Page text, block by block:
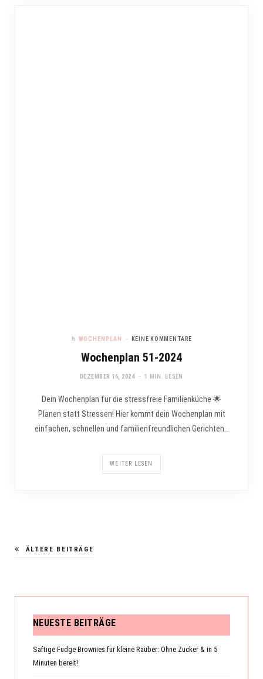
In WOCHENPLAN KEINE KOMMENTARE
Wochenplan 51-2024
DEZEMBER 16, 2024 1 MIN. LESEN
Dein Wochenplan für die stressfreie Familienküche 🌟
Planen statt Stressen! Hier kommt dein Wochenplan mit
einfachen, schnellen und familienfreundlichen Gerichten…
WEITER LESEN
ÄLTERE BEITRÄGE
NEUESTE BEITRÄGE
Saftige Fudge Brownies für kleine Räuber: Ohne Zucker & in 5
Minuten bereit!